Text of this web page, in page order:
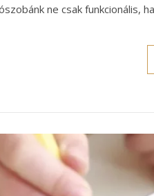
ne csak funkcionális,